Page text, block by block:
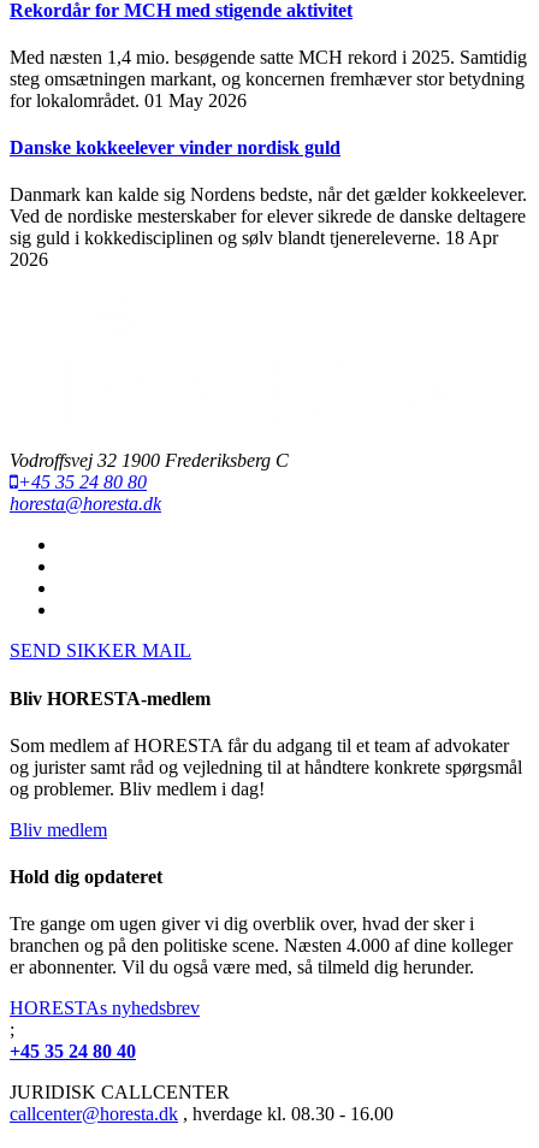
Rekordår for MCH med stigende aktivitet
Med næsten 1,4 mio. besøgende satte MCH rekord i 2025. Samtidig
steg omsætningen markant, og koncernen fremhæver stor betydning
for lokalområdet. 01 May 2026
Danske kokkeelever vinder nordisk guld
Danmark kan kalde sig Nordens bedste, når det gælder kokkeelever.
Ved de nordiske mesterskaber for elever sikrede de danske deltagere
sig guld i kokkedisciplinen og sølv blandt tjenereleverne. 18 Apr
2026
Vodroffsvej 32 1900 Frederiksberg C
+45 35 24 80 80
horesta@horesta.dk
SEND SIKKER MAIL
Bliv HORESTA-medlem
Som medlem af HORESTA får du adgang til et team af advokater
og jurister samt råd og vejledning til at håndtere konkrete spørgsmål
og problemer. Bliv medlem i dag!
Bliv medlem
Hold dig opdateret
Tre gange om ugen giver vi dig overblik over, hvad der sker i
branchen og på den politiske scene. Næsten 4.000 af dine kolleger
er abonnenter. Vil du også være med, så tilmeld dig herunder.
HORESTAs nyhedsbrev
;
+45 35 24 80 40
JURIDISK CALLCENTER
callcenter@horesta.dk , hverdage kl. 08.30 - 16.00